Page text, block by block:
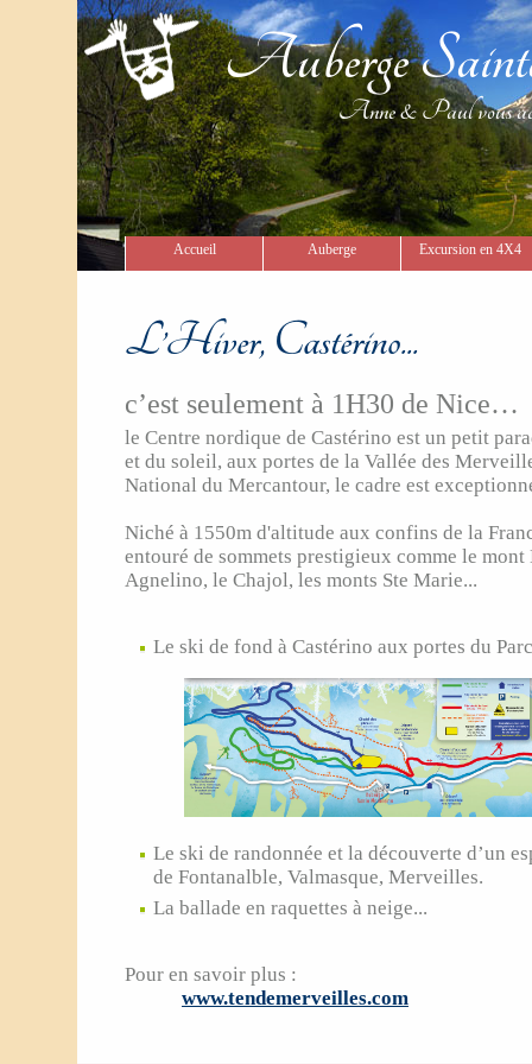
Auberge
Anne & Paul vous
Accueil Auberge Excursion en 4X4
L’Hiver, Castérino...
c’est seulement à 1H30 de Nice…
le Centre nordique de Castérino est un petit
et du soleil, aux portes de la Vallée des
National du Mercantour, le cadre est
Niché à 1550m d'altitude aux confins de la
entouré de sommets prestigieux comme le mont
Agnelino, le Chajol, les monts Ste Marie...
Le ski de fond à Castérino aux portes du
Le ski de randonnée et la découverte d’un
de Fontanalble, Valmasque, Merveilles.
La ballade en raquettes à neige...
Pour en savoir plus :
www.tendemerveilles.com